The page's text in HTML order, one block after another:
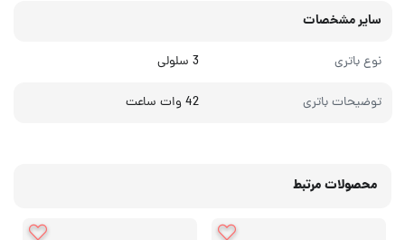
سایر مشخصات
نوع باتری 3 سلولی
توضیحات باتری 42 وات‌ ساعت
محصولات مرتبط